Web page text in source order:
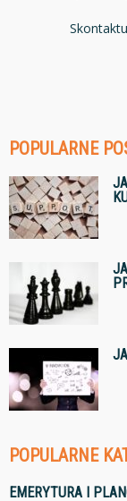
POPULARNE
POPULARNE
EMERYTURA I